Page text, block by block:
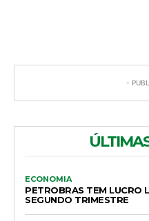
-
ECONOMIA
PETROBRAS TEM LUCRO
SEGUNDO TRIMESTRE